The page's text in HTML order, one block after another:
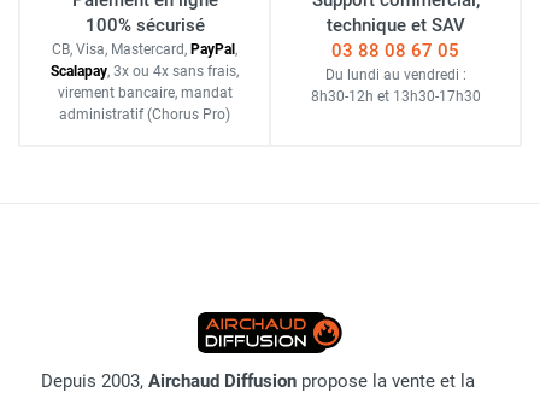
100% sécurisé
CB, Visa, Mastercard, PayPal ,
Scalapay, 3x ou 4x sans frais,
virement bancaire, mandat
administratif (Chorus Pro)
technique et SAV
03 88 08 67 05
Du lundi au vendredi :
8h30-12h et 13h30-17h30
Depuis 2003, Airchaud Diffusion propose la vente et la